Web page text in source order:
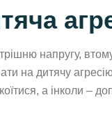
напругу,
на дитячу
а інколи –